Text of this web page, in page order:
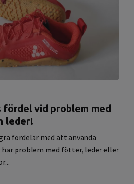
fördel vid problem med
leder!
fördelar med att använda
problem med fötter, leder eller